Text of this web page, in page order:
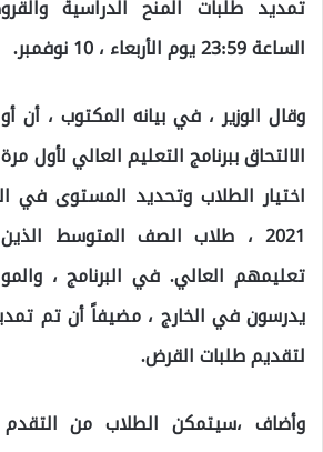
تمديد طلبات المنح الدراسية
الساعة 23:59 يوم الأربعاء ، 10 نوفمبر.
وقال الوزير ، في بيانه المكتوب ، أن
الالتحاق ببرنامج التعليم العالي لأول
2021 ، طلاب الصف المتوسط
تعليمهم العالي. في البرنامج ،
يدرسون في الخارج ، مضيفاً أن تم
لتقديم طلبات القرض.
وأضاف ،سيتمكن الطلاب من